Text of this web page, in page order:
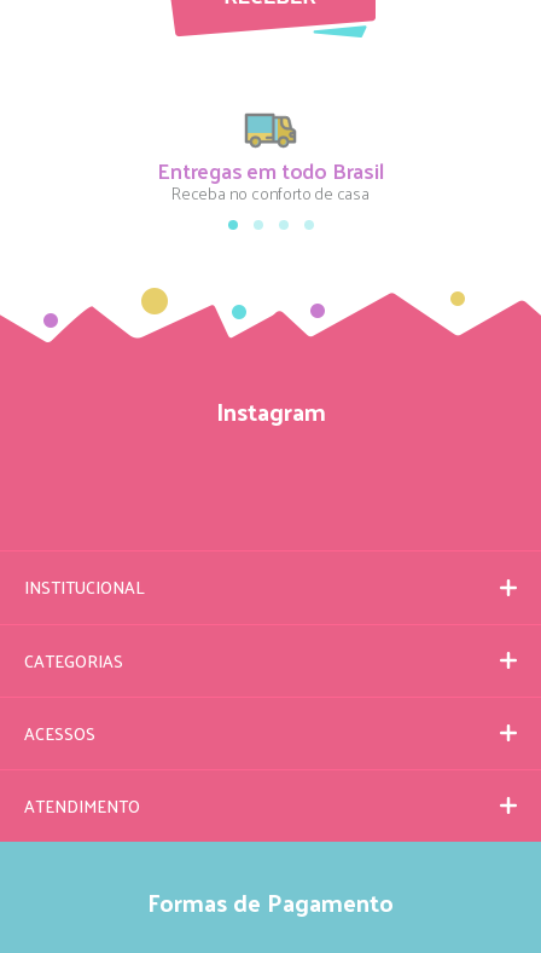
Entregas em todo Brasil
Receba no conforto de casa
Instagram
INSTITUCIONAL
CATEGORIAS
ACESSOS
ATENDIMENTO
Formas de Pagamento